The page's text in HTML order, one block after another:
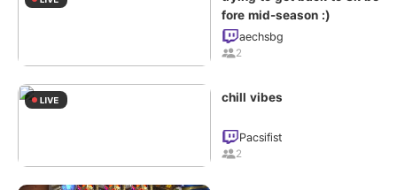
fore mid-season :)
aechsbg
2
chill vibes
Pacsifist
2